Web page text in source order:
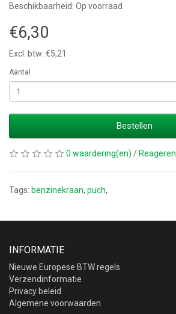
Beschikbaarheid: Op voorraad
€6,30
Excl. btw: €5,21
Aantal
Bestellen
0 waardering(en) / Reageren
Tags: benzinekraan, puch,
INFORMATIE
Nieuwe Europese BTW regels
Verzendinformatie
Privacy beleid
Algemene voorwaarden